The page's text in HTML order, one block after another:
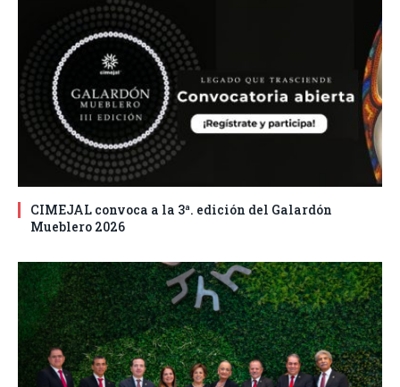
CIMEJAL convoca a la 3ª. edición del Galardón
Mueblero 2026